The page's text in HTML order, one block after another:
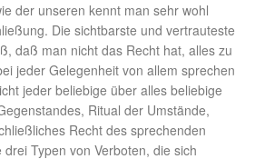
der unseren kennt man sehr wohl
Die sichtbarste und vertrauteste
daß man nicht das Recht hat, alles zu
jeder Gelegenheit von allem sprechen
jeder beliebige über alles beliebige
Ritual der Umstände,
Recht des sprechenden
Typen von Verboten, die sich